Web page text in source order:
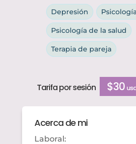
Depresión
Psicología de la salud
Terapia de pareja
Tarifa por sesión $30
Acerca de mi
Laboral: